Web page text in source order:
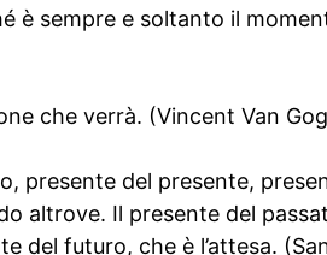
è sempre e soltanto il
che verrà. (Vincent Van
presente del presente,
altrove. Il presente del
del futuro, che è l’attesa.